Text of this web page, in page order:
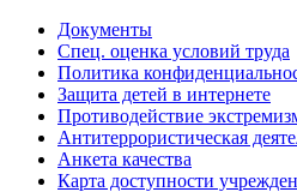
Документы
Спец. оценка условий труда
Политика
Защита детей в интернете
Противодействие
Антитеррористическая
Анкета качества
Карта доступности